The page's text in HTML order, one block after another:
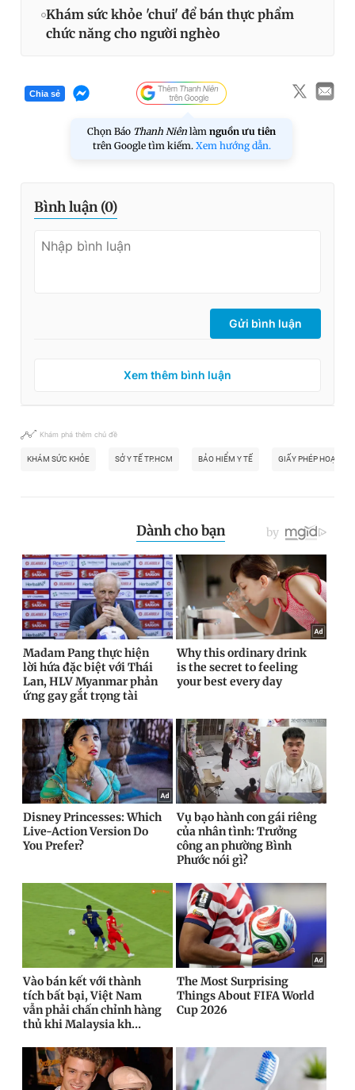
Khám sức khỏe 'chui' để bán thực phẩm
chức năng cho người nghèo
Chia sẻ
Chọn Báo Thanh Niên làm nguồn ưu tiên
trên Google tìm kiếm. Xem hướng dẫn.
Bình luận (0)
Gửi bình luận
Xem thêm bình luận
Khám phá thêm chủ đề
KHÁM SỨC KHỎE SỞ Y TẾ TP.HCM BẢO HIỂM Y TẾ GIẤY PHÉP HOẠT